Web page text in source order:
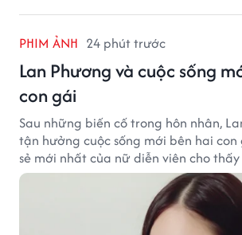
PHIM ẢNH 24 phút trước
Lan Phương và cuộc sống
con gái
Sau những biến cố trong hôn nhân,
tận hưởng cuộc sống mới bên hai
sẻ mới nhất của nữ diễn viên cho
hạnh phúc hiện tại đến từ những